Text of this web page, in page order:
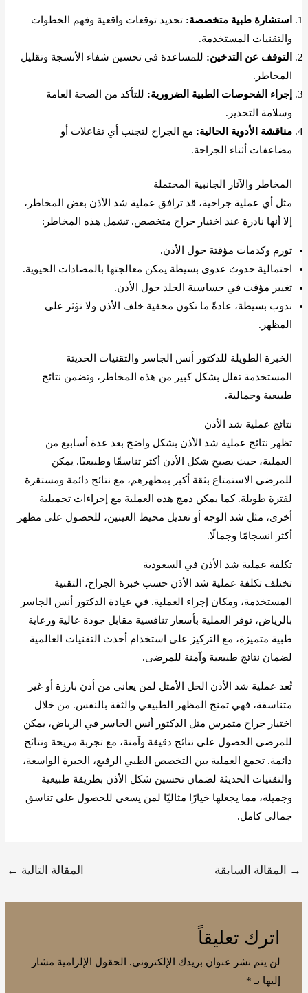
استشارة طبية متخصصة: تحديد توقعات واقعية وفهم الخطوات
والتقنيات المستخدمة.
التوقف عن التدخين: للمساعدة في تحسين شفاء الأنسجة وتقليل
المخاطر.
إجراء الفحوصات الطبية الضرورية: للتأكد من الصحة العامة
وسلامة التخدير.
مناقشة الأدوية الحالية: مع الجراح لتجنب أي تفاعلات أو
مضاعفات أثناء الجراحة.
المخاطر والآثار الجانبية المحتملة
مثل أي عملية جراحية، قد ترافق عملية شد الأذن بعض المخاطر،
إلا أنها نادرة عند اختيار جراح متخصص. تشمل هذه المخاطر:
تورم وكدمات مؤقتة حول الأذن.
احتمالية حدوث عدوى بسيطة يمكن معالجتها بالمضادات الحيوية.
تغيير مؤقت في حساسية الجلد حول الأذن.
ندوب بسيطة، عادةً ما تكون مخفية خلف الأذن ولا تؤثر على
المظهر.
الخبرة الطويلة للدكتور أنس الجاسر والتقنيات الحديثة
المستخدمة تقلل بشكل كبير من هذه المخاطر، وتضمن نتائج
طبيعية وجمالية.
نتائج عملية شد الأذن
تظهر نتائج عملية شد الأذن بشكل واضح بعد عدة أسابيع من
العملية، حيث يصبح شكل الأذن أكثر تناسقًا وطبيعيًا. يمكن
للمرضى الاستمتاع بثقة أكبر بمظهرهم، مع نتائج دائمة ومستقرة
لفترة طويلة. كما يمكن دمج هذه العملية مع إجراءات تجميلية
أخرى، مثل شد الوجه أو تعديل محيط العينين، للحصول على مظهر
أكثر انسجامًا وجمالًا.
تكلفة عملية شد الأذن في السعودية
تختلف تكلفة عملية شد الأذن حسب خبرة الجراح، التقنية
المستخدمة، ومكان إجراء العملية. في عيادة الدكتور أنس الجاسر
بالرياض، توفر العملية بأسعار تنافسية مقابل جودة عالية ورعاية
طبية متميزة، مع التركيز على استخدام أحدث التقنيات العالمية
لضمان نتائج طبيعية وآمنة للمرضى.
تُعد عملية شد الأذن الحل الأمثل لمن يعاني من أذن بارزة أو غير
متناسقة، فهي تمنح المظهر الطبيعي والثقة بالنفس. من خلال
اختيار جراح متمرس مثل الدكتور أنس الجاسر في الرياض، يمكن
للمرضى الحصول على نتائج دقيقة وآمنة، مع تجربة مريحة ونتائج
دائمة. تجمع العملية بين التخصص الطبي الرفيع، الخبرة الواسعة،
والتقنيات الحديثة لضمان تحسين شكل الأذن بطريقة طبيعية
وجميلة، مما يجعلها خيارًا مثاليًا لمن يسعى للحصول على تناسق
جمالي كامل.
→ المقالة السابقة المقالة التالية ←
اترك تعليقاً
لن يتم نشر عنوان بريدك الإلكتروني.
الحقول الإلزامية مشار
إليها بـ *